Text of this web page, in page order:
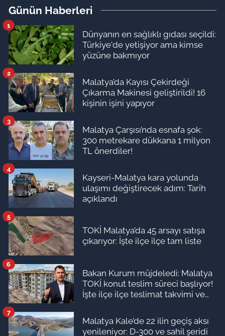
Günün Haberleri
Dünyanın en sağlıklı gıdası seçildi:
Türkiye'de yetişiyor ama kimse
yüzüne bakmıyor
1
Malatya’da Kayısı Çekirdeği
Çıkarma Makinesi geliştirildi! 16
kişinin işini yapıyor
2
Malatya Çarşısı’nda esnafa şok:
300 metrekare dükkana 1 milyon
TL önerdiler!
3
Kayseri-Malatya kara yolunda
ulaşımı değiştirecek adım: Tarih
açıklandı
4
TOKİ Malatya’da 45 arsayı satışa
çıkarıyor: İşte ilçe ilçe tam liste
5
Bakan Kurum müjdeledi: Malatya
TOKİ konut teslim süreci başlıyor!
İşte ilçe ilçe teslimat takvimi ve
6
Malatya Kale’de 22 ilin geçiş aksı
yenileniyor: D-300 ve sahil şeridi
7